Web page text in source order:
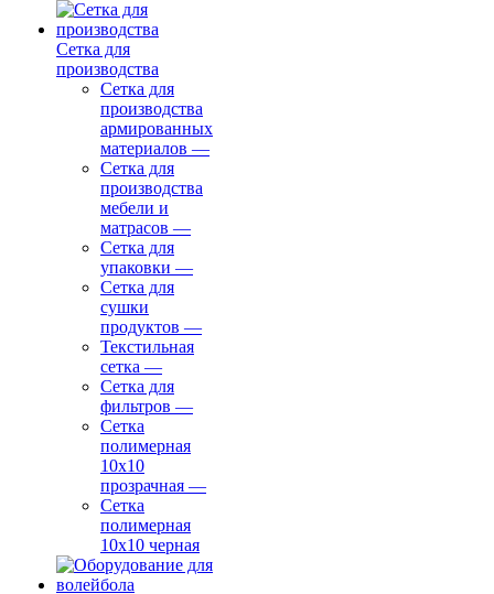
Сетка для
производства
Сетка для
производства
армированных
материалов —
Сетка для
производства
мебели и
матрасов —
Сетка для
упаковки —
Сетка для
сушки
продуктов —
Текстильная
сетка —
Сетка для
фильтров —
Сетка
полимерная
10х10
прозрачная —
Сетка
полимерная
10х10 черная